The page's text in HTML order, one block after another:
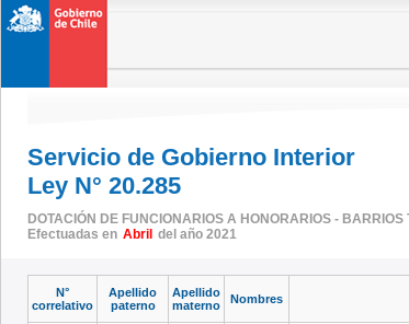
Servicio de Gobierno Interior
Ley N° 20.285
DOTACIÓN DE FUNCIONARIOS A HONORARIOS -
Efectuadas en Abril del año 2021
N°
correlativo
Apellido
paterno
Apellido
materno
Nombres